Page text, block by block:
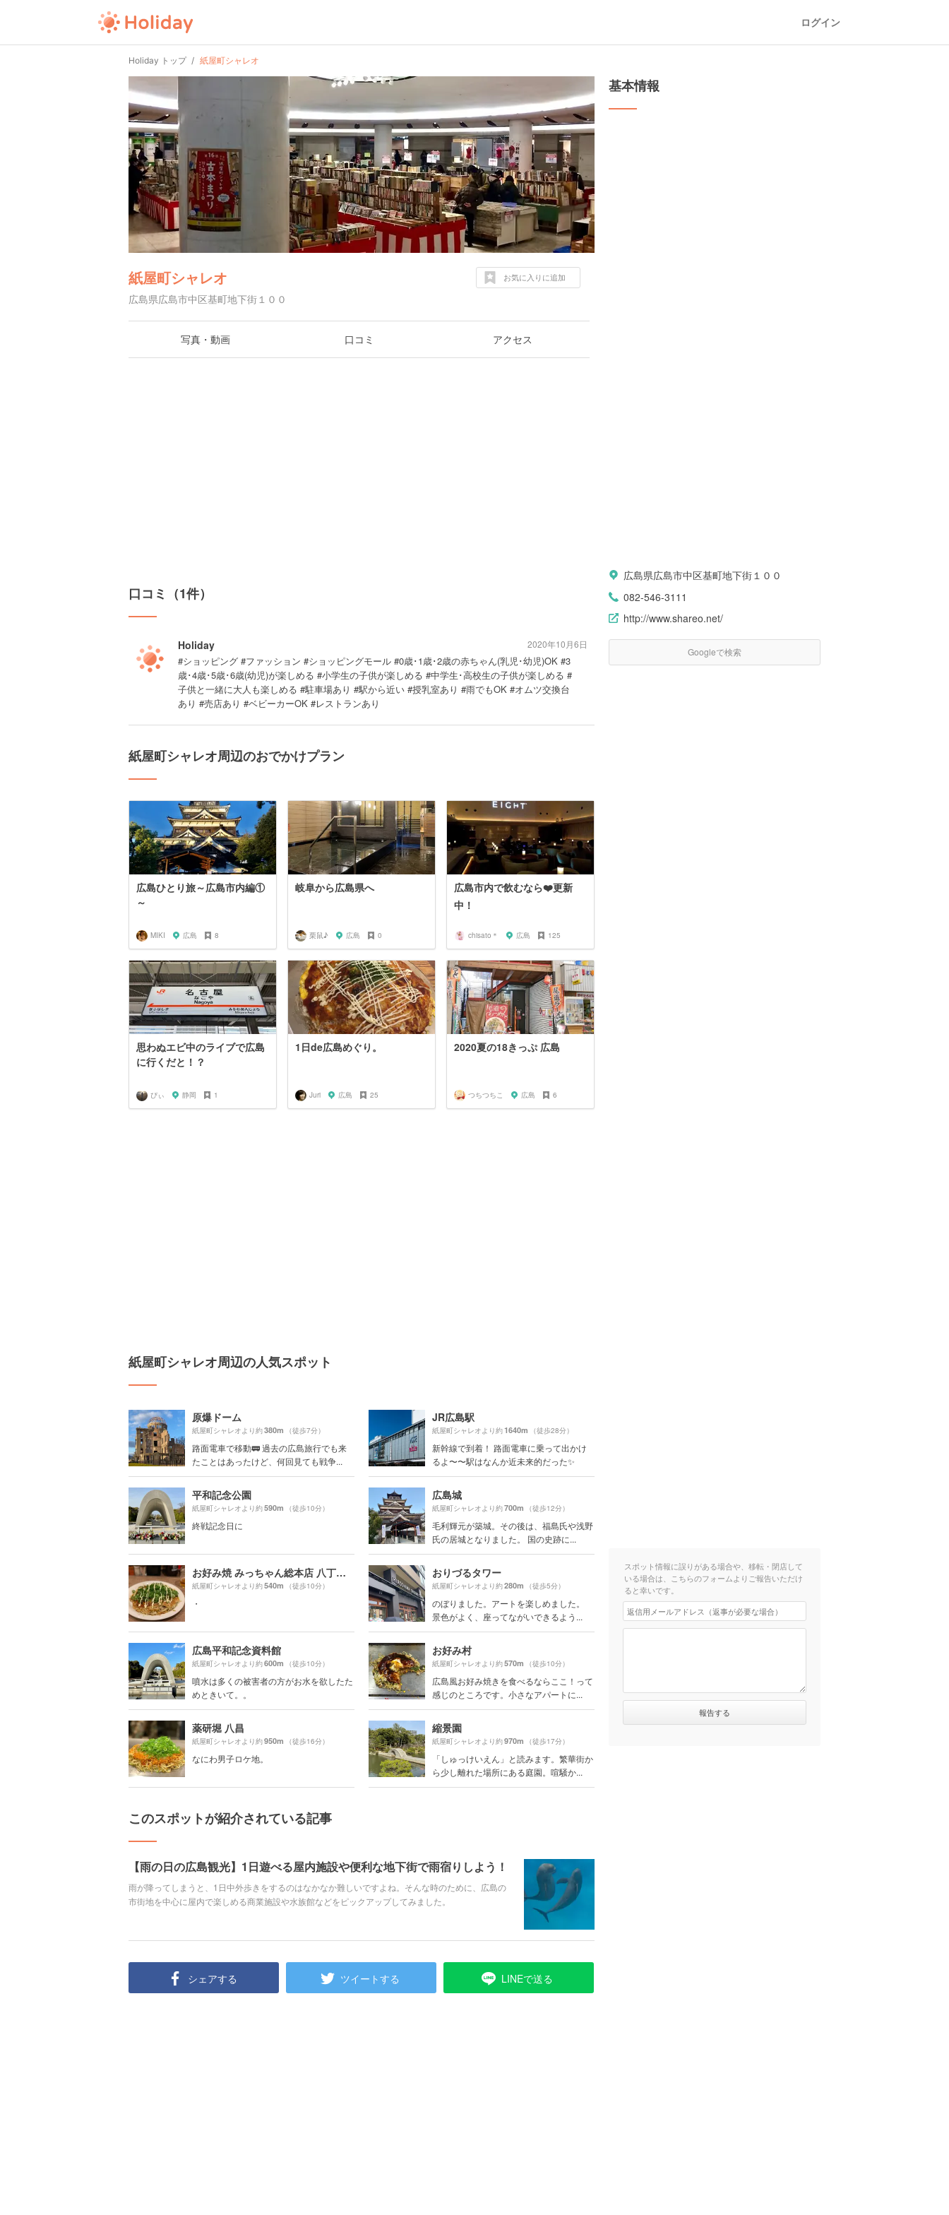
ログイン
Holiday トップ 紙屋町シャレオ
紙屋町シャレオ
広島県広島市中区基町地下街１００
お気に入りに追加
写真・動画 口コミ アクセス
口コミ（1件）
Holiday
#ショッピング #ファッション #ショッピングモール #0歳･1歳･2歳の赤ちゃん(乳児･幼児)OK #3
歳･4歳･5歳･6歳(幼児)が楽しめる #小学生の子供が楽しめる #中学生･高校生の子供が楽しめる #
子供と一緒に大人も楽しめる #駐車場あり #駅から近い #授乳室あり #雨でもOK #オムツ交換台
あり #売店あり #ベビーカーOK #レストランあり
2020年10月6日
紙屋町シャレオ周辺のおでかけプラン
広島ひとり旅～広島市内編①
～
MIKI 広島 8
岐阜から広島県へ
栗鼠♪ 広島 0
広島市内で飲むなら❤️更新
中！
chisato＊ 広島 125
思わぬエビ中のライブで広島
に行くだと！？
ぴぃ 静岡 1
1日de広島めぐり。
Juri 広島 25
2020夏の18きっぷ 広島
つちつちこ 広島 6
紙屋町シャレオ周辺の人気スポット
原爆ドーム
紙屋町シャレオより約380m （徒歩7分）
路面電車で移動🚃 過去の広島旅行でも来
たことはあったけど、何回見ても戦争...
JR広島駅
紙屋町シャレオより約1640m （徒歩28分）
新幹線で到着！ 路面電車に乗って出かけ
るよ〜〜駅はなんか近未来的だった✨
平和記念公園
紙屋町シャレオより約590m （徒歩10分）
終戦記念日に
広島城
紙屋町シャレオより約700m （徒歩12分）
毛利輝元が築城。その後は、福島氏や浅野
氏の居城となりました。 国の史跡に...
お好み焼 みっちゃん総本店 八丁堀本店
紙屋町シャレオより約540m （徒歩10分）
・
おりづるタワー
紙屋町シャレオより約280m （徒歩5分）
のぼりました。アートを楽しめました。
景色がよく、座ってながいできるよう...
広島平和記念資料館
紙屋町シャレオより約600m （徒歩10分）
噴水は多くの被害者の方がお水を欲したた
めときいて。。
お好み村
紙屋町シャレオより約570m （徒歩10分）
広島風お好み焼きを食べるならここ！って
感じのところです。小さなアパートに...
薬研堀 八昌
紙屋町シャレオより約950m （徒歩16分）
なにわ男子ロケ地。
縮景園
紙屋町シャレオより約970m （徒歩17分）
「しゅっけいえん」と読みます。繁華街か
ら少し離れた場所にある庭園。喧騒か...
このスポットが紹介されている記事
【雨の日の広島観光】1日遊べる屋内施設や便利な地下街で雨宿りしよう！
雨が降ってしまうと、1日中外歩きをするのはなかなか難しいですよね。そんな時のために、広島の
市街地を中心に屋内で楽しめる商業施設や水族館などをピックアップしてみました。
シェアする ツイートする LINEで送る
基本情報
広島県広島市中区基町地下街１００
082-546-3111
http://www.shareo.net/
Googleで検索
スポット情報に誤りがある場合や、移転・閉店して
いる場合は、こちらのフォームよりご報告いただけ
ると幸いです。